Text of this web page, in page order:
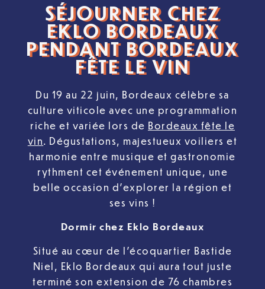
SÉJOURNER CHEZ
EKLO BORDEAUX
PENDANT BORDEAUX
FÊTE LE VIN
Du 19 au 22 juin, Bordeaux célèbre sa
culture viticole avec une programmation
riche et variée lors de Bordeaux fête le
vin. Dégustations, majestueux voiliers et
harmonie entre musique et gastronomie
rythment cet événement unique, une
belle occasion d’explorer la région et
ses vins !
Dormir chez Eklo Bordeaux
Situé au cœur de l’écoquartier Bastide
Niel, Eklo Bordeaux qui aura tout juste
terminé son extension de 76 chambres